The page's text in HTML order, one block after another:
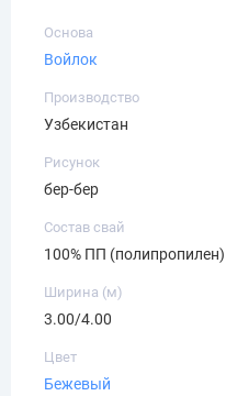
Основа
Войлок
Производство
Узбекистан
Рисунок
бер-бер
Состав свай
100% ПП (полипропилен)
Ширина (м)
3.00/4.00
Цвет
Бежевый